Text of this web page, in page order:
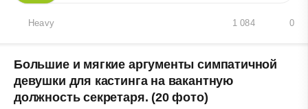
Heavy 0
1 084
Большие и мягкие аргументы симпатичной
девушки для кастинга на вакантную
должность секретаря. (20 фото)